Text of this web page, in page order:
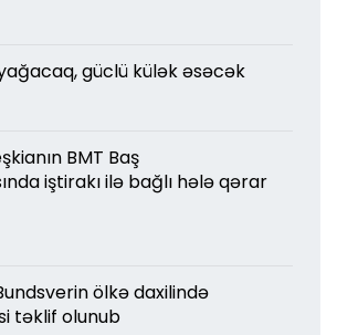
güclü külək əsəcək
BMT Baş
iştirakı ilə bağlı hələ qərar
ölkə daxilində
təklif olunub